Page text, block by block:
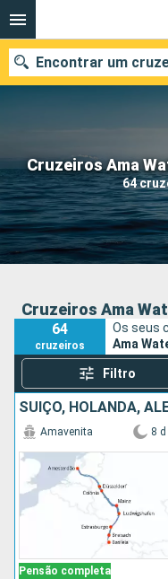
Cruzeiros Ama
64
Encontrar um
Quando ir?
Data de partida
Portos
Cruzeiros Ama
64
cruzeiros
Os seus
Ama
Filtro
SUÍÇO, HOLANDA,
Pensão completa
Amavenita 8 d